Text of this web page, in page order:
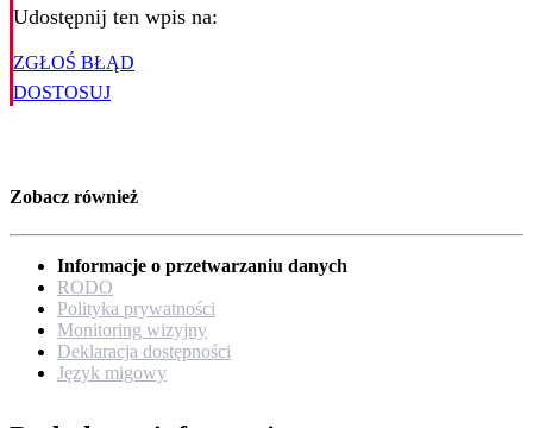
Udostępnij ten wpis na:
ZGŁOŚ BŁĄD
DOSTOSUJ
Zobacz również
Informacje o przetwarzaniu danych
RODO
Polityka prywatności
Monitoring wizyjny
Deklaracja dostępności
Język migowy